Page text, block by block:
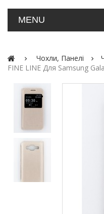
MENU
Чохли, Панелі
FINE LINE Для Samsung